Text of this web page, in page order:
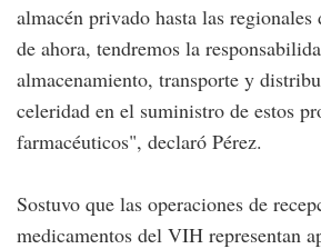
almacén privado hasta las
de ahora, tendremos la
almacenamiento, transporte y
celeridad en el suministro de estos
farmacéuticos", declaró Pérez.
Sostuvo que las operaciones de
medicamentos del VIH representan